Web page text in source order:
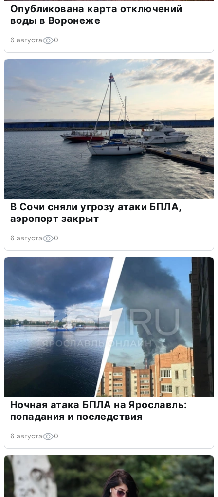
Опубликована карта отключений
воды в Воронеже
6 августа 0
В Сочи сняли угрозу атаки БПЛА,
аэропорт закрыт
6 августа 0
Ночная атака БПЛА на Ярославль:
попадания и последствия
6 августа 0